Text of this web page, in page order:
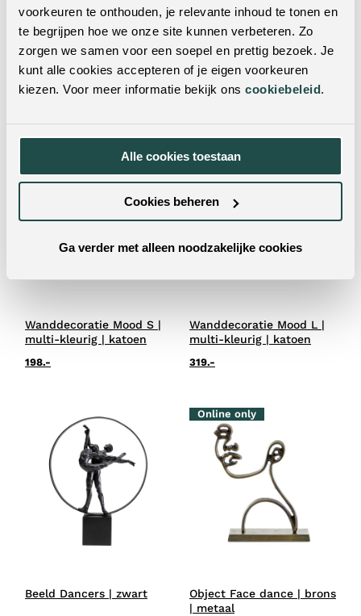
voorkeuren te onthouden, je relevante inhoud te tonen en
te begrijpen hoe we onze site kunnen verbeteren. Zo
zorgen we samen voor een soepel en prettig bezoek. Je
kunt alle cookies accepteren of je eigen voorkeuren
kiezen. Voor meer informatie bekijk ons cookiebeleid.
Alle cookies toestaan
Cookies beheren
Ga verder met alleen noodzakelijke cookies
Schaal Melissa | zand |
metaal
49.95
Wanddecoratie Gorilla |
multi-kleurig | canvas
299.-
Wanddecoratie Mood S |
multi-kleurig | katoen
198.-
Wanddecoratie Mood L |
multi-kleurig | katoen
319.-
Beeld Dancers | zwart
Online only
Object Face dance | brons
| metaal